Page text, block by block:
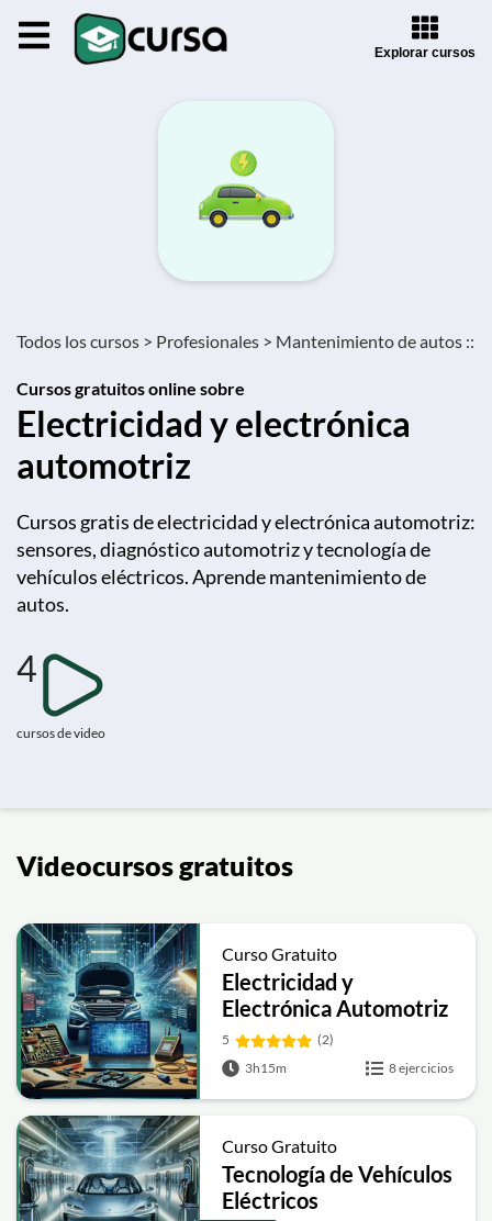
Explorar cursos
Todos los cursos > Profesionales > Mantenimiento de autos ::
Cursos gratuitos online sobre
Electricidad y electrónica
automotriz
Cursos gratis de electricidad y electrónica automotriz:
sensores, diagnóstico automotriz y tecnología de
vehículos eléctricos. Aprende mantenimiento de
autos.
4
cursos de video
Videocursos gratuitos
Curso Gratuito
Electricidad y
Electrónica Automotriz
5
(2)
3h15m
8 ejercicios
Curso Gratuito
Tecnología de Vehículos
Eléctricos